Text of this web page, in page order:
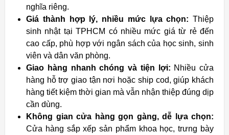
nghĩa riêng.
Giá thành hợp lý, nhiều mức lựa chọn: Thiệp
sinh nhật tại TPHCM có nhiều mức giá từ rẻ đến
cao cấp, phù hợp với ngân sách của học sinh, sinh
viên và dân văn phòng.
Giao hàng nhanh chóng và tiện lợi: Nhiều cửa
hàng hỗ trợ giao tận nơi hoặc ship cod, giúp khách
hàng tiết kiệm thời gian mà vẫn nhận thiệp đúng dịp
cần dùng.
Không gian cửa hàng gọn gàng, dễ lựa chọn:
Cửa hàng sắp xếp sản phẩm khoa học, trưng bày